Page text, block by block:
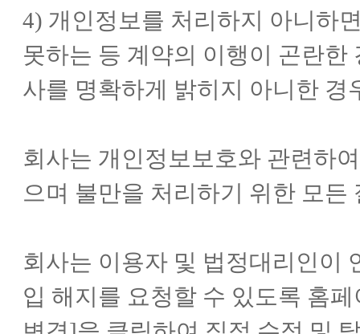
4) 개인정보를 처리하지 아니하
못하는 등 계약의 이행이 곤란
사를 명확하게 밝히지 아니한 경
회사는 개인정보보호와 관련하
으며 불만을 처리하기 위한 모
회사는 이용자 및 법정대리인이
입 해지를 요청할 수 있도록 홈